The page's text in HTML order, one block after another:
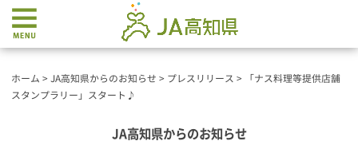
ホーム > JA高知県からのお知らせ > プレスリリース >
「ナス料理等提供店舗
スタンプラリー」スタート♪
JA高知県からのお知らせ